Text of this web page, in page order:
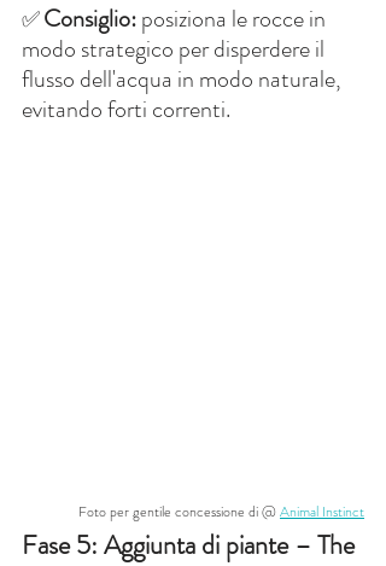
✅Consiglio: posiziona le rocce in
modo strategico per disperdere il
flusso dell'acqua in modo naturale,
evitando forti correnti.
Foto per gentile concessione di @Animal Instinct
Fase 5: Aggiunta di piante – The